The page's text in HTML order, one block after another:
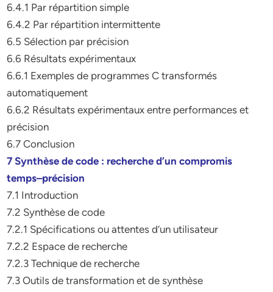
6.4.1 Par répartition simple
6.4.2 Par répartition intermittente
6.5 Sélection par précision
6.6 Résultats expérimentaux
6.6.1 Exemples de programmes C transformés
automatiquement
6.6.2 Résultats expérimentaux entre performances et
précision
6.7 Conclusion
7 Synthèse de code : recherche d’un compromis
temps–précision
7.1 Introduction
7.2 Synthèse de code
7.2.1 Spécifications ou attentes d’un utilisateur
7.2.2 Espace de recherche
7.2.3 Technique de recherche
7.3 Outils de transformation et de synthèse